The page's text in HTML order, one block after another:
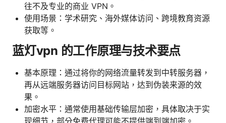
往不及专业的商业 VPN。
使用场景：学术研究、海外媒体访问、跨境教育资源
获取等。
蓝灯vpn 的工作原理与技术要点
基本原理：通过将你的网络流量转发到中转服务器，
再从远端服务器访问目标网站，达到伪装来源的效
果。
加密水平：通常使用基础传输层加密，具体取决于实
现细节，部分免费代理可能不提供端到端加密。